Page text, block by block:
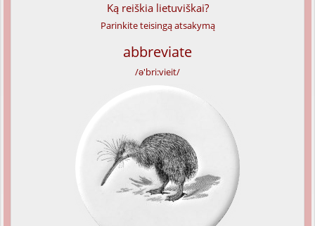
Ką reiškia lietuviškai?
Parinkite teisingą atsakymą
abbreviate
/ə'bri:vieit/